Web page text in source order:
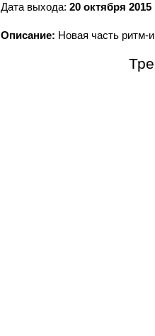
Дата выхода: 20 октября 2015
Описание: Новая часть ритм-